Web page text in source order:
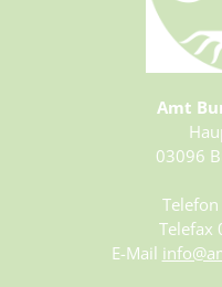
Amt
03096
Telefax
E-Mail